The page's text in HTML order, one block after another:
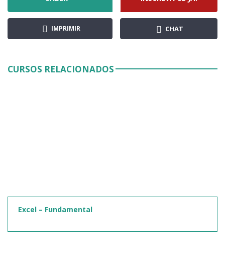
IMPRIMIR CHAT
CURSOS RELACIONADOS
Excel – Fundamental